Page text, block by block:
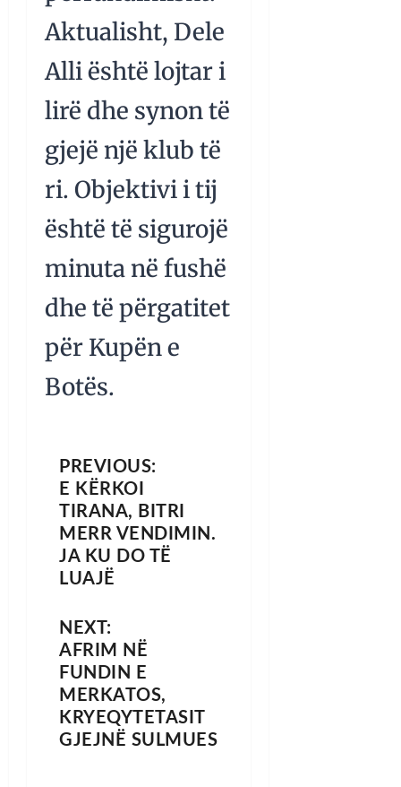
Aktualisht, Dele
Alli është lojtar i
lirë dhe synon të
gjejë një klub të
ri. Objektivi i tij
është të sigurojë
minuta në fushë
dhe të përgatitet
për Kupën e
Botës.
PREVIOUS:
E KËRKOI
TIRANA, BITRI
MERR VENDIMIN.
JA KU DO TË
LUAJË
NEXT:
AFRIM NË
FUNDIN E
MERKATOS,
KRYEQYTETASIT
GJEJNË SULMUES